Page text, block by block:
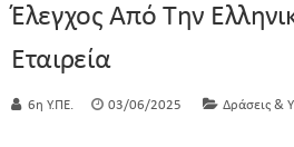
Έλεγχος Από Την
Εταιρεία
6η Υ.ΠΕ. 03/06/2025 Δράσεις &